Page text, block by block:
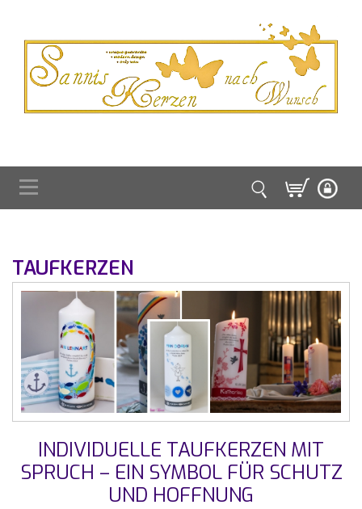
TAUFKERZEN
INDIVIDUELLE TAUFKERZEN MIT
SPRUCH – EIN SYMBOL FÜR SCHUTZ
UND HOFFNUNG